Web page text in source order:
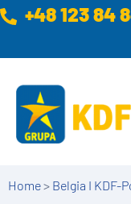
+48 123 84
Home> Belgia I KDF-